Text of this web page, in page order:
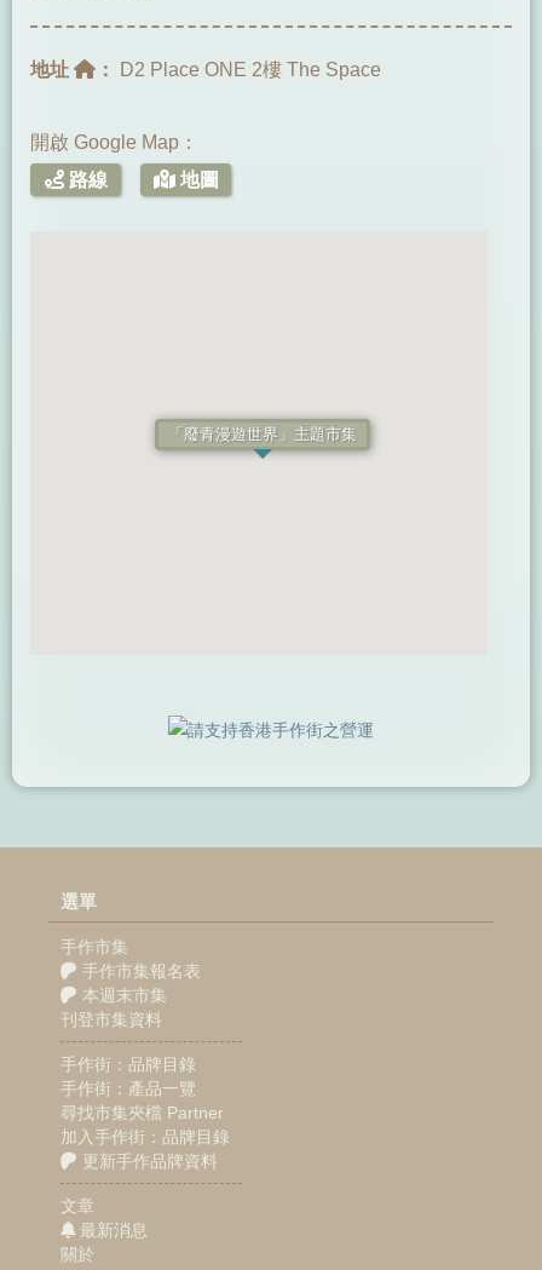
地址 ： D2 Place ONE 2樓 The Space
開啟 Google Map：
路線
地圖
「廢青漫遊世界」主題市集
選單
手作市集
手作市集報名表
本週末市集
刊登市集資料
手作街：品牌目錄
手作街：產品一覽
尋找市集夾檔 Partner
加入手作街：品牌目錄
更新手作品牌資料
文章
最新消息
關於